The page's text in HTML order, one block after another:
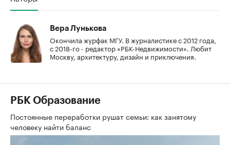
Вера Лунькова
Окончила журфак МГУ. В журналистике с 2012 года,
с 2018-го - редактор «РБК-Недвижимости». Любит
Москву, архитектуру, дизайн и приключения.
РБК Образование
Постоянные переработки рушат семьи: как занятому
человеку найти баланс